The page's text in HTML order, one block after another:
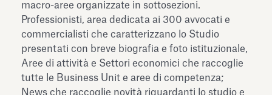
macro-aree organizzate in sottosezioni.
Professionisti, area dedicata ai 300 avvocati e
commercialisti che caratterizzano lo Studio
presentati con breve biografia e foto istituzionale,
Aree di attività e Settori economici che raccoglie
tutte le Business Unit e aree di competenza;
News che raccoglie novità riguardanti lo studio e